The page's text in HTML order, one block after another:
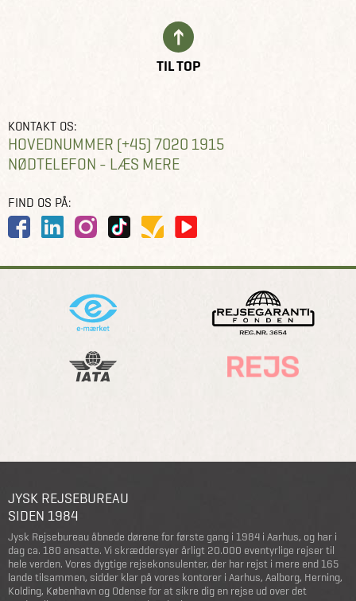
TIL TOP
KONTAKT OS:
HOVEDNUMMER (+45) 7020 1915
NØDTELEFON - LÆS MERE
FIND OS PÅ:
JYSK REJSEBUREAU
SIDEN 1984
Jysk Rejsebureau åbnede dørene for første gang i 1984 i Aarhus, og har i
dag ca. 180 ansatte. Vi skræddersyer årligt 20.000 eventyrlige rejser til
hele verden. Vores dygtige rejsekonsulenter, der har rejst i mere end 165
lande tilsammen, sidder klar på vores kontorer i Aarhus, Aalborg, Herning,
Kolding, København og Odense for at sikre dig en rejse ud over det